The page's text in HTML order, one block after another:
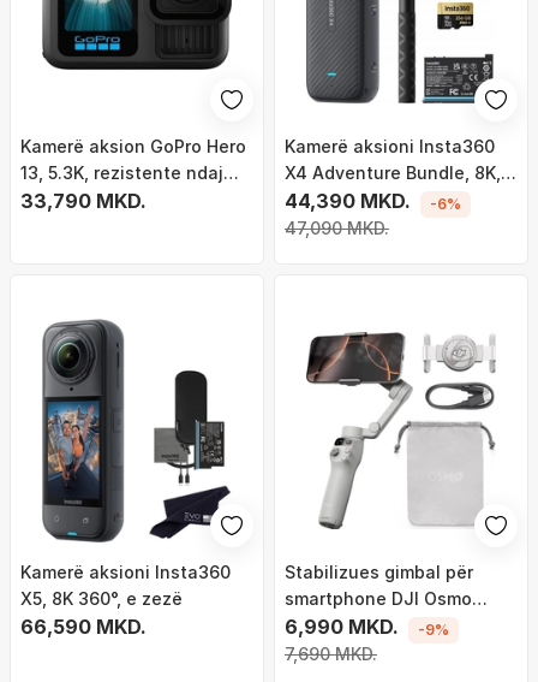
Kamerë aksion GoPro Hero
13, 5.3K, rezistente ndaj
ujit, e zezë
33,790 MKD.
Kamerë aksioni Insta360
X4 Adventure Bundle, 8K,
72MP, e zezë
44,390 MKD.
47,090 MKD.
-6%
Kamerë aksioni Insta360
X5, 8K 360°, e zezë
66,590 MKD.
Stabilizues gimbal për
smartphone DJI Osmo
Mobile 7, ActiveTrack 7.0,
bateri 10 orë, gri
6,990 MKD.
7,690 MKD.
-9%